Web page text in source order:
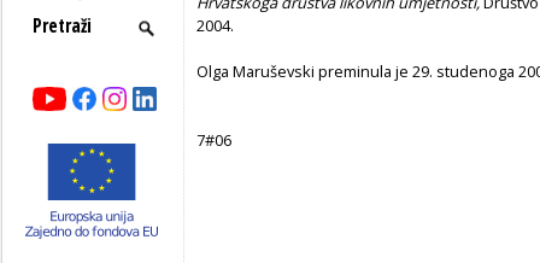
2004.
Olga Maruševski preminula je 29. studenoga
7#06